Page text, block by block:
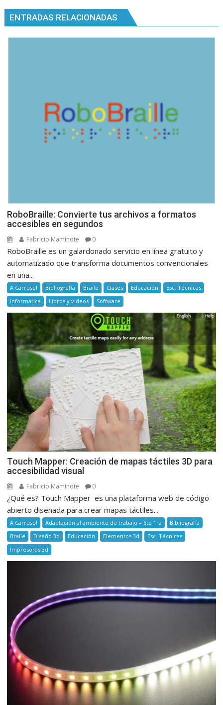
ENTRADAS RELACIONADAS
RoboBraille: Convierte tus archivos a formatos
accesibles en segundos
Fabricio Maminote 0
RoboBraille es un galardonado servicio en línea gratuito y
automatizado que transforma documentos convencionales
en una...
A Carrusel Bibliografía Braile Clases Educación
Esc. Técnicas
Informática
Libros y videos Software
Touch Mapper: Creación de mapas táctiles 3D para
accesibilidad visual
Fabricio Maminote 0
¿Qué es? Touch Mapper es una plataforma web de código
abierto diseñada para crear mapas táctiles...
A Carrusel Adaptación al ambiente de trabajo – 6to 1ra
Bibliografía
Braile
Diseño 3d Educación Elementos 3d
Esc. Técnicas
Impresoras 3d